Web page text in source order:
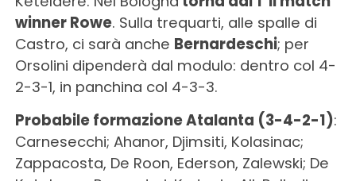
winner Rowe. Sulla trequarti, alle spalle di
Castro, ci sarà anche Bernardeschi; per
Orsolini dipenderà dal modulo: dentro col 4-
2-3-1, in panchina col 4-3-3.
Probabile formazione Atalanta (3-4-2-1):
Carnesecchi; Ahanor, Djimsiti, Kolasinac;
Zappacosta, De Roon, Ederson, Zalewski; De